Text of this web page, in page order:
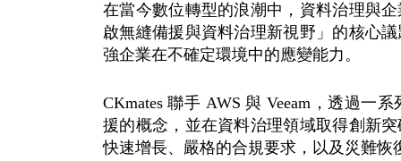
在當今數位轉型的浪潮中，資料治理與
啟無縫備援與資料治理新視野」的核心
強企業在不確定環境中的應變能力。
CKmates 聯手 AWS 與 Veeam，透過一
援的概念，並在資料治理領域取得創新
快速增長、嚴格的合規要求，以及災難恢